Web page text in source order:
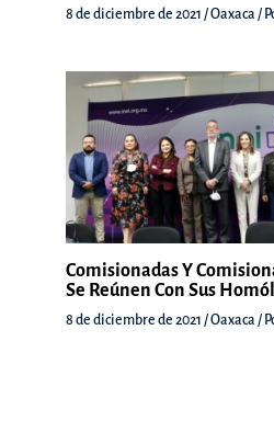
8 de diciembre de 2021 /Oaxaca /
Comisionadas Y
Se Reúnen Con Sus
8 de diciembre de 2021 /Oaxaca /